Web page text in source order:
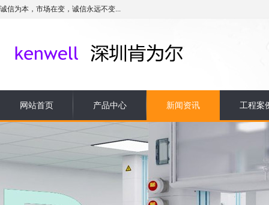
诚信为本，市场在变，诚信永远不变...
网站首页 产品中心 新闻资讯 工程案